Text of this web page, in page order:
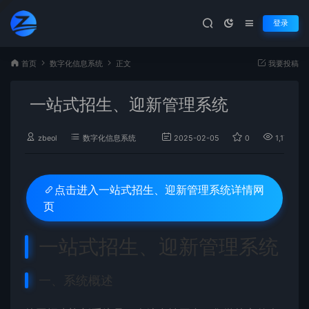
登录
首页 数字化信息系统 正文 我要投稿
一站式招生、迎新管理系统
zbeol 数字化信息系统 2025-02-05 0 1,179
点击进入 一站式招生、迎新管理系统详情网
页
一站式招生、迎新管理系统
一、系统概述